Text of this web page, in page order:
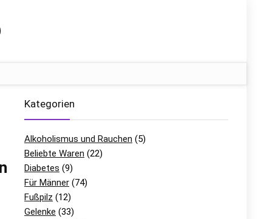
Kategorien
Alkoholismus und Rauchen (5)
Beliebte Waren (22)
Diabetes (9)
Für Männer (74)
Fußpilz (12)
Gelenke (33)